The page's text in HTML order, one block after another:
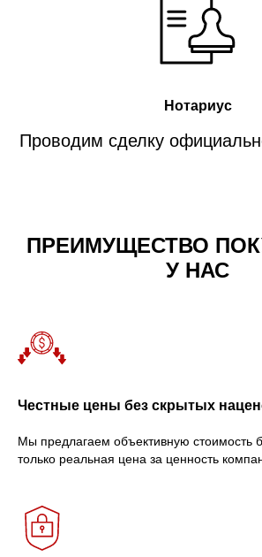
Нотариус
Проводим сделку
ПРЕИМУЩЕСТВО
У НАС
Честные цены без скрытых
Мы предлагаем объективную стоимость
только реальная цена за ценность